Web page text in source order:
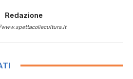
Redazione